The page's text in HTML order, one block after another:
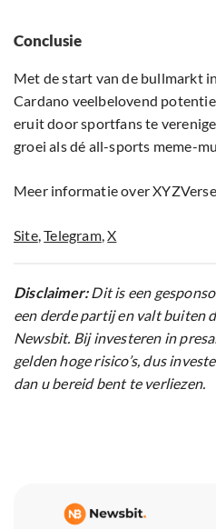
Conclusie
Met de start van de bullmarkt
Cardano veelbelovend
eruit door sportfans te
groei als dé all-sports meme-
Meer informatie over
Site,Telegram,X
Disclaimer:Dit is een
een derde partij en valt buiten
Newsbit. Bij investeren in
gelden hoge risico’s, dus
dan u bereid bent te verliezen.